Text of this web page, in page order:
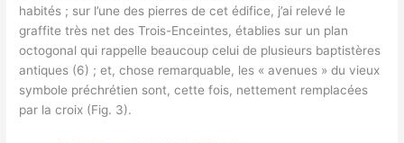
habités ; sur l’une des pierres de cet édifice, j’ai relevé le
graffite très net des Trois-Enceintes, établies sur un plan
octogonal qui rappelle beaucoup celui de plusieurs baptistères
antiques (6) ; et, chose remarquable, les « avenues » du vieux
symbole préchrétien sont, cette fois, nettement remplacées
par la croix (Fig. 3).